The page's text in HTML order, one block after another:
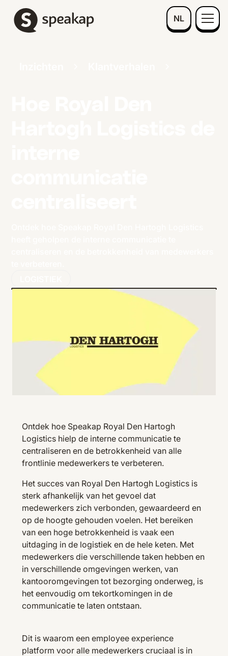
NL
Ontdek hoe Speakap Royal Den Hartogh
Logistics hielp de interne communicatie te
centraliseren en de betrokkenheid van alle
frontlinie medewerkers te verbeteren.
Het succes van Royal Den Hartogh Logistics is
sterk afhankelijk van het gevoel dat
medewerkers zich verbonden, gewaardeerd en
op de hoogte gehouden voelen. Het bereiken
van een hoge betrokkenheid is vaak een
uitdaging in de logistiek en de hele keten. Met
medewerkers die verschillende taken hebben en
in verschillende omgevingen werken, van
kantooromgevingen tot bezorging onderweg, is
het eenvoudig om tekortkomingen in de
communicatie te laten ontstaan.
Dit is waarom een employee experience
platform voor alle medewerkers cruciaal is in